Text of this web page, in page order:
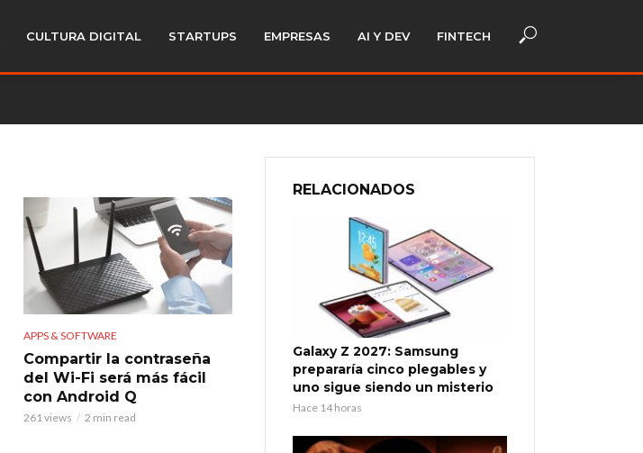
CULTURA DIGITAL STARTUPS EMPRESAS AI Y DEV FINTECH
APPS & SOFTWARE
Compartir la contraseña
del Wi-Fi será más fácil
con Android Q
261 views 2 min read
RELACIONADOS
Galaxy Z 2027: Samsung
prepararía cinco plegables y
uno sigue siendo un misterio
Hace 14 horas